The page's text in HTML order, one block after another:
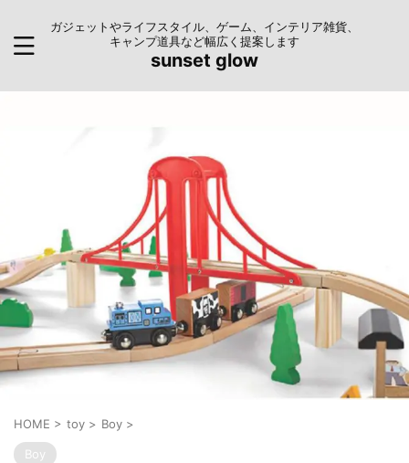
ガジェットやライフスタイル、ゲーム、インテリア雑貨、
キャンプ道具など幅広く提案します
sunset glow
HOME > toy > Boy >
Boy